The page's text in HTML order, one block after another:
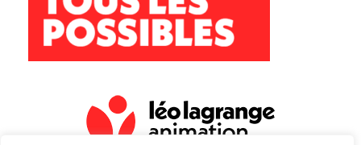
archipel@leolagrange.org
09 50 19 08 38